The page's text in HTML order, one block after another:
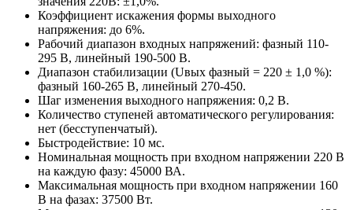
Коэффициент искажения формы выходного
напряжения: до 6%.
Рабочий диапазон входных напряжений: фазный 110-
295 В, линейный 190-500 В.
Диапазон стабилизации (Uвых фазный = 220 ± 1,0 %):
фазный 160-265 В, линейный 270-450.
Шаг изменения выходного напряжения: 0,2 В.
Количество ступеней автоматического регулирования:
нет (бесступенчатый).
Быстродействие: 10 мс.
Номинальная мощность при входном напряжении 220 В
на каждую фазу: 45000 ВА.
Максимальная мощность при входном напряжении 160
В на фазах: 37500 Вт.